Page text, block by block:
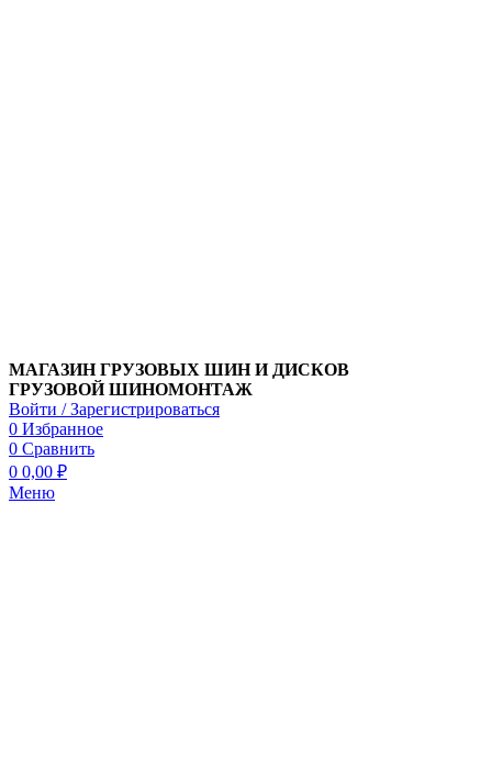
МАГАЗИН ГРУЗОВЫХ ШИН И ДИСКОВ
ГРУЗОВОЙ ШИНОМОНТАЖ
Войти / Зарегистрироваться
0 Избранное
0 Сравнить
0 0,00 ₽
Меню